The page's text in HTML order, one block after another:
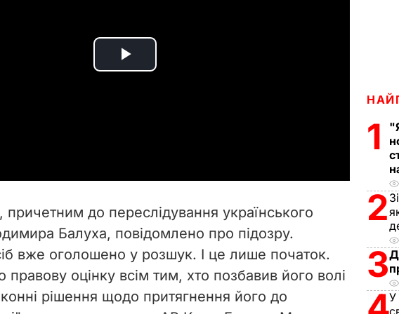
P
i
d
e
до переслідування українського
Балуха, повідомлено про підозру.
вже оголошено у розшук. І це лише початок.
оцінку всім тим, хто позбавив його волі
рішення щодо притягнення його до
1
2
3
У